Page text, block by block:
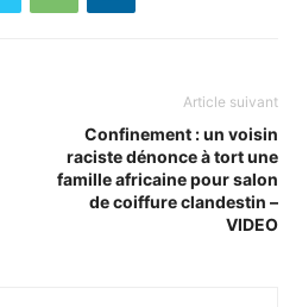
Article suivant
Confinement : un voisin
raciste dénonce à tort une
famille africaine pour salon
de coiffure clandestin –
VIDEO